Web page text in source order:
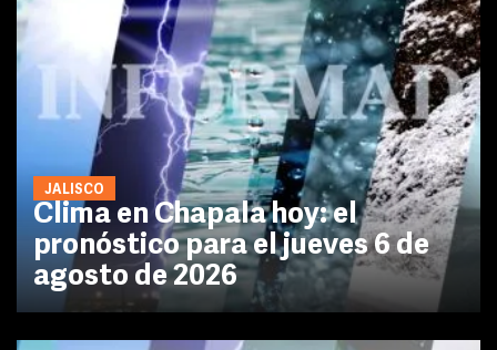
JALISCO
Clima en Chapala hoy: el
pronóstico para el jueves 6 de
agosto de 2026